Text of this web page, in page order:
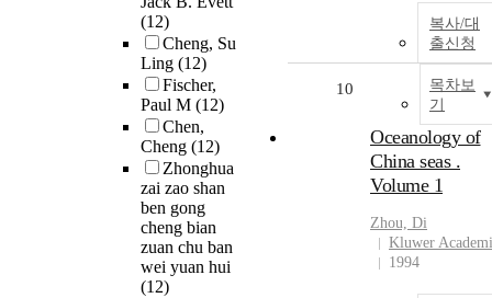
(12)
Cheng, Su
Ling (12)
Fischer,
Paul M (12)
Chen,
Cheng (12)
Zhonghua
zai zao shan
ben gong
cheng bian
zuan chu ban
wei yuan hui
(12)
복사/대
출신청
목차보
기
10
Oceanology of
China seas .
Volume 1
Zhou, Di
Kluwer
1994